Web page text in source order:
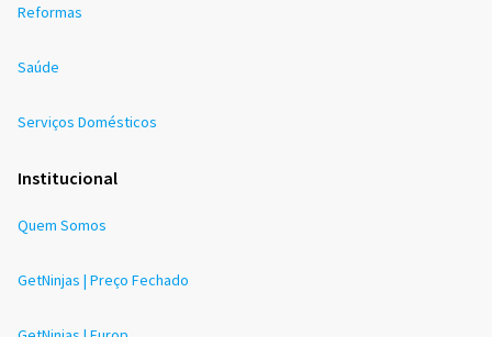
Reformas
Saúde
Serviços Domésticos
Institucional
Quem Somos
GetNinjas | Preço Fechado